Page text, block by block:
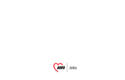
Garitz
(Ein Tochterunternehmen
Bezirksverbandes